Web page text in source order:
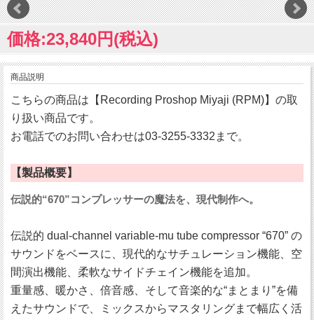
価格:23,840円(税込)
商品説明
こちらの商品は【Recording Proshop Miyaji (RPM)】の取
り扱い商品です。
お電話でのお問い合わせは03-3255-3332まで。
【製品概要】
伝説的“670”コンプレッサーの魔法を、現代制作へ。
伝説的 dual-channel variable-mu tube compressor “670” の
サウンドをベースに、現代的なサチュレーション機能、空
間演出機能、柔軟なサイドチェイン機能を追加。
重量感、暖かさ、倍音感、そして音楽的な“まとまり”を備
えたサウンドで、ミックスからマスタリングまで幅広く活